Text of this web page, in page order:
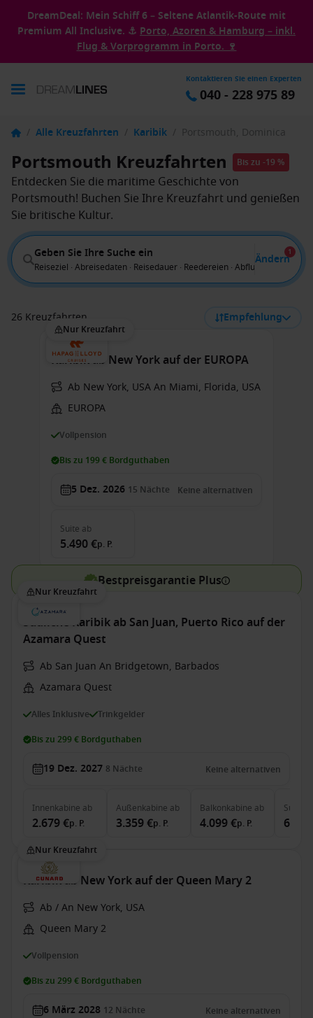
DreamDeal: Mein Schiff 6 – Seltene Atlantik-Route mit
Premium All Inclusive. ⚓ Porto, Azoren & Hamburg – inkl.
Flug & Vorprogramm in Porto. 🍷
Kontaktieren Sie einen Experten
040 - 228 975 89
/ Alle Kreuzfahrten / Karibik / Portsmouth, Dominica
Portsmouth Kreuzfahrten Bis zu -19 %
Entdecken Sie die maritime Geschichte von
Portsmouth! Buchen Sie Ihre Kreuzfahrt und genießen
Sie britische Kultur.
Geben Sie Ihre Suche ein
Reiseziel · Abreisedaten · Reisedauer · Reedereien · Abflug von
Ändern
1
26 Kreuzfahrten Empfehlung
Nur Kreuzfahrt
Karibik ab New York auf der EUROPA
Ab New York, USA An Miami, Florida, USA
EUROPA
Vollpension
Bis zu 199 € Bordguthaben
5 Dez. 2026 15 Nächte Keine alternativen
Suite ab
5.490 €p. P.
Bestpreisgarantie Plus
Nur Kreuzfahrt
Südliche Karibik ab San Juan, Puerto Rico auf der
Azamara Quest
Ab San Juan An Bridgetown, Barbados
Azamara Quest
Alles Inklusive Trinkgelder
Bis zu 299 € Bordguthaben
19 Dez. 2027 8 Nächte Keine alternativen
Innenkabine ab
2.679 €p. P.
Außenkabine ab
3.359 €p. P.
Balkonkabine ab
4.099 €p. P.
Suite
Nur Kreuzfahrt
Karibik ab New York auf der Queen Mary 2
Ab / An New York, USA
Queen Mary 2
Vollpension
Bis zu 299 € Bordguthaben
6 März 2028 12 Nächte Keine alternativen